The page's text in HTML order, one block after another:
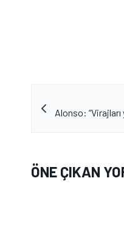
Alonso:
ÖNE ÇIKAN